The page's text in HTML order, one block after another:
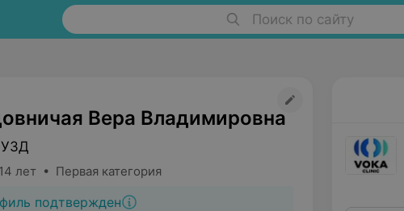
Поиск по сайту
Вера Владимировна
лет • Первая категория
подтвержден